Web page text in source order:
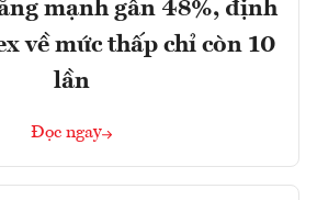
mạnh gần 48%, định
về mức thấp chỉ còn 10
lần
Đọc ngay